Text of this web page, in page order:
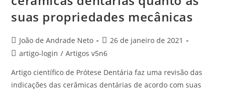
suas propriedades mecânicas
João de Andrade Neto
26 de janeiro de 2021
artigo-login / Artigos v5n6
Artigo científico de Prótese Dentária faz uma revisão das
indicações das cerâmicas dentárias de acordo com suas